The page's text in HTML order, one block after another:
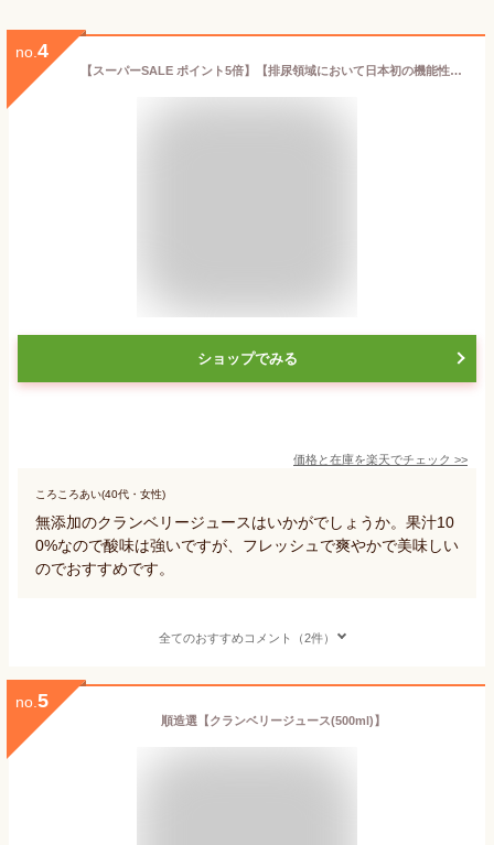
no. 4
【スーパーSALE ポイント5倍】【排尿領域において日本初の機能性表示食品】順造選 機能性表示 クランベリー100 500ml×3本入りセット クランベリージュース キナ酸 保存料 香料 無添加 機能性食品 マルカイ 果汁100％ ストレート
ショップでみる
価格と在庫を楽天でチェック >>
ころころあい(40代・女性)
無添加のクランベリージュースはいかがでしょうか。果汁10
0%なので酸味は強いですが、フレッシュで爽やかで美味しい
のでおすすめです。
全てのおすすめコメント（2件）
no. 5
順造選【クランベリージュース(500ml)】